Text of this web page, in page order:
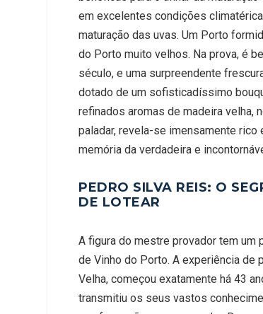
em excelentes condições
maturação das uvas. Um Porto
do Porto muito velhos. Na prova, é
século, e uma surpreendente
dotado de um sofisticadíssimo
refinados aromas de madeira velha,
paladar, revela-se imensamente rico
memória da verdadeira e
PEDRO SILVA REIS: O
DE LOTEAR
A figura do mestre provador tem um
de Vinho do Porto. A experiência de
Velha, começou exatamente há 43
transmitiu os seus vastos